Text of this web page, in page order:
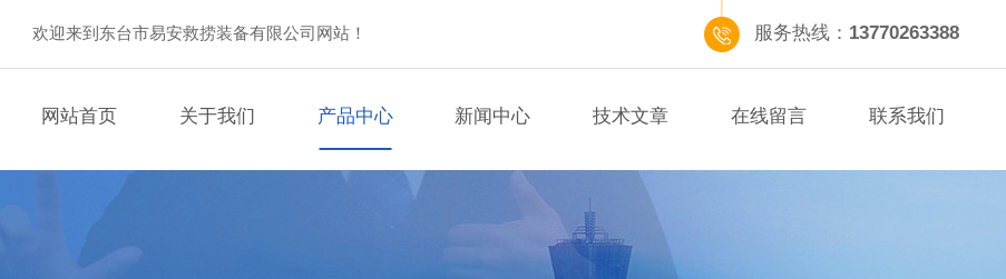
欢迎来到东台市易安救捞装备有限公司网站！ 服务热线： 13770263388
网站首页 关于我们 产品中心 新闻中心 技术文章 在线留言 联系我们